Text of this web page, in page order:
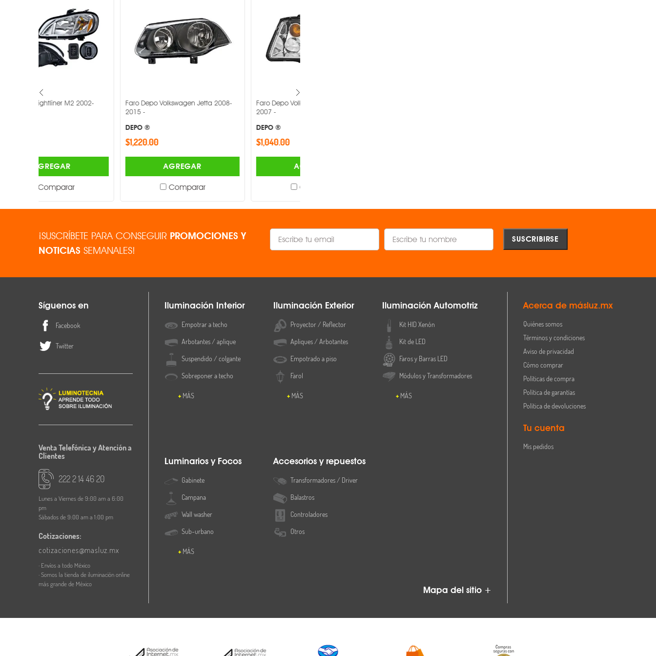
Faro Depo Volkswagen Jetta 2008-
Faro Depo Volkswagen Jetta 1999-
¡SUSCRÍBETE PARA CONSEGUIR PROMOCIONES Y
NOTICIAS SEMANALES!
Síguenos en
Facebook
Twitter
Venta Telefónica y Atención a
Clientes
222 2 14 46 20
Lunes a Viernes de 9:00 am a 6:00
pm
Sábados de 9:00 am a 1:00 pm
Cotizaciones:
cotizaciones@masluz.mx
· Envíos a todo México
· Somos la tienda de iluminación online
más grande de México
Iluminación Interior
Empotrar a techo
Arbotantes / aplique
Suspendido / colgante
Sobreponer a techo
MÁS
Iluminación Exterior
Proyector / Reflector
Apliques / Arbotantes
Empotrado a piso
Farol
MÁS
Iluminación Automotriz
Kit HID Xenón
Kit de LED
Faros y Barras LED
Módulos y Transformadores
MÁS
Luminarios y Focos
Gabinete
Campana
Wall washer
Sub-urbano
MÁS
Accesorios y repuestos
Transformadores / Driver
Balastros
Controladores
Otros
Mapa del sitio +
Acerca de másluz.mx
Quiénes somos
Términos y condiciones
Aviso de privacidad
Cómo comprar
Políticas de compra
Política de garantías
Política de devoluciones
Tu cuenta
Mis pedidos